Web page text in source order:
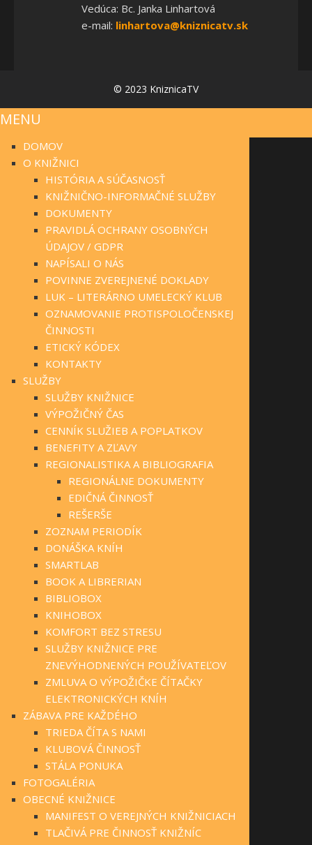
Vedúca: Bc. Janka Linhartová
e-mail: linhartova@kniznicatv.sk
© 2023 KniznicaTV
MENU
DOMOV
O KNIŽNICI
HISTÓRIA A SÚČASNOSŤ
KNIŽNIČNO-INFORMAČNÉ SLUŽBY
DOKUMENTY
PRAVIDLÁ OCHRANY OSOBNÝCH
ÚDAJOV / GDPR
NAPÍSALI O NÁS
POVINNE ZVEREJNENÉ DOKLADY
LUK – LITERÁRNO UMELECKÝ KLUB
OZNAMOVANIE PROTISPOLOČENSKEJ
ČINNOSTI
ETICKÝ KÓDEX
KONTAKTY
SLUŽBY
SLUŽBY KNIŽNICE
VÝPOŽIČNÝ ČAS
CENNÍK SLUŽIEB A POPLATKOV
BENEFITY A ZĽAVY
REGIONALISTIKA A BIBLIOGRAFIA
REGIONÁLNE DOKUMENTY
EDIČNÁ ČINNOSŤ
REŠERŠE
ZOZNAM PERIODÍK
DONÁŠKA KNÍH
SMARTLAB
BOOK A LIBRERIAN
BIBLIOBOX
KNIHOBOX
KOMFORT BEZ STRESU
SLUŽBY KNIŽNICE PRE
ZNEVÝHODNENÝCH POUŽÍVATEĽOV
ZMLUVA O VÝPOŽIČKE ČÍTAČKY
ELEKTRONICKÝCH KNÍH
ZÁBAVA PRE KAŽDÉHO
TRIEDA ČÍTA S NAMI
KLUBOVÁ ČINNOSŤ
STÁLA PONUKA
FOTOGALÉRIA
OBECNÉ KNIŽNICE
MANIFEST O VEREJNÝCH KNIŽNICIACH
TLAČIVÁ PRE ČINNOSŤ KNIŽNÍC